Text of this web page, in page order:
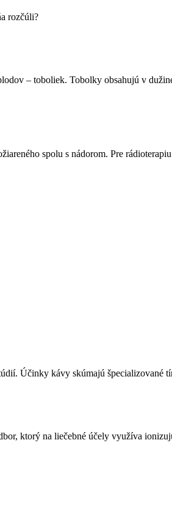
rozčúli?
– toboliek. Tobolky obsahujú v
spolu s nádorom. Pre
Účinky kávy skúmajú
ktorý na liečebné účely využíva